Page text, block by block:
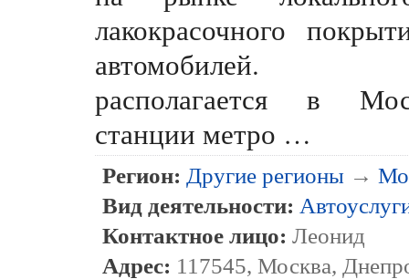
лакокрасочного
автомобилей.
располагается в
станции метро …
Регион: Другие регионы →
Вид деятельности:
Контактное лицо: Леонид
Адрес: 117545, Москва,